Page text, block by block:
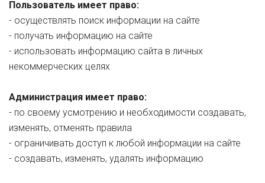
Пользователь имеет право:
- осуществлять поиск информации на сайте
- получать информацию на сайте
- использовать информацию сайта в личных
некоммерческих целях
Администрация имеет право:
- по своему усмотрению и необходимости создавать,
изменять, отменять правила
- ограничивать доступ к любой информации на сайте
- создавать, изменять, удалять информацию